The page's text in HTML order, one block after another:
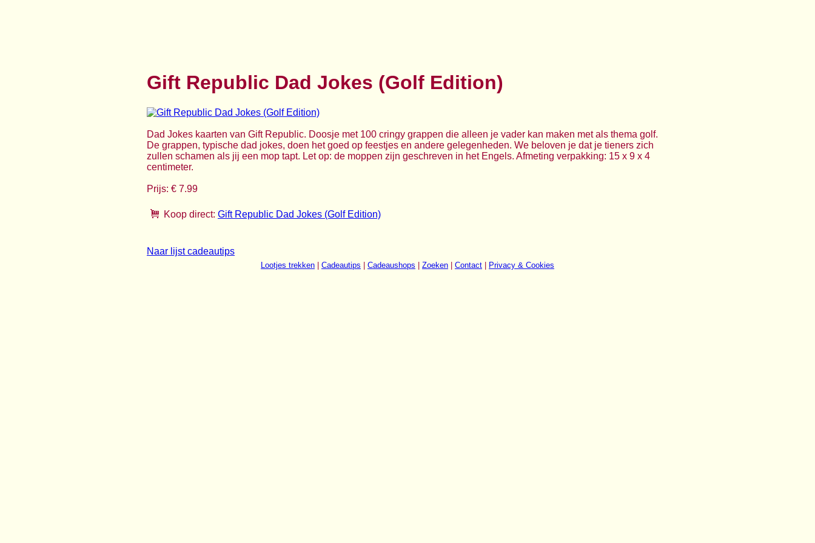
Gift Republic Dad Jokes (Golf Edition)
Dad Jokes kaarten van Gift Republic. Doosje met 100 cringy grappen die alleen je vader kan maken met als thema golf.
De grappen, typische dad jokes, doen het goed op feestjes en andere gelegenheden. We beloven je dat je tieners zich
zullen schamen als jij een mop tapt. Let op: de moppen zijn geschreven in het Engels. Afmeting verpakking: 15 x 9 x 4
centimeter.
Prijs: € 7.99
Koop direct: Gift Republic Dad Jokes (Golf Edition)
Naar lijst cadeautips
Lootjes trekken Cadeautips Cadeaushops Zoeken Contact Privacy & Cookies